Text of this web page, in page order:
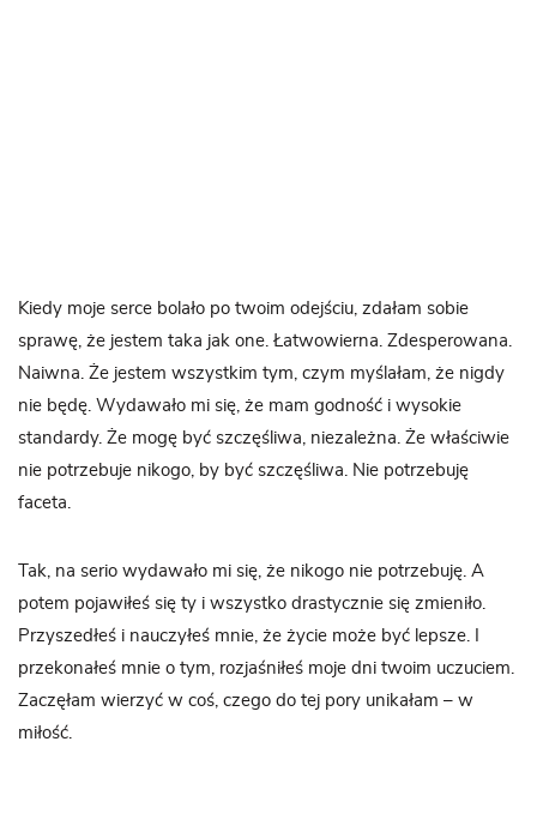
Kiedy moje serce bolało po twoim odejściu, zdałam sobie
sprawę, że jestem taka jak one. Łatwowierna. Zdesperowana.
Naiwna. Że jestem wszystkim tym, czym myślałam, że nigdy
nie będę. Wydawało mi się, że mam godność i wysokie
standardy. Że mogę być szczęśliwa, niezależna. Że właściwie
nie potrzebuje nikogo, by być szczęśliwa. Nie potrzebuję
faceta.
Tak, na serio wydawało mi się, że nikogo nie potrzebuję. A
potem pojawiłeś się ty i wszystko drastycznie się zmieniło.
Przyszedłeś i nauczyłeś mnie, że życie może być lepsze. I
przekonałeś mnie o tym, rozjaśniłeś moje dni twoim uczuciem.
Zaczęłam wierzyć w coś, czego do tej pory unikałam – w
miłość.